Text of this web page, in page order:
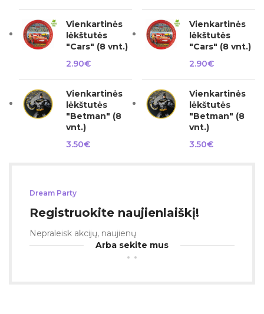
Vienkartinės
lėkštutės
"Cars" (8 vnt.)
2.90€
Vienkartinės
lėkštutės
"Betman" (8
vnt.)
3.50€
Vienkartinės
lėkštutės
"Cars" (8 vnt.)
2.90€
Vienkartinės
lėkštutės
"Betman" (8
vnt.)
3.50€
Dream Party
Registruokite naujienlaiškį!
Nepraleisk akcijų, naujienų
Arba sekite mus